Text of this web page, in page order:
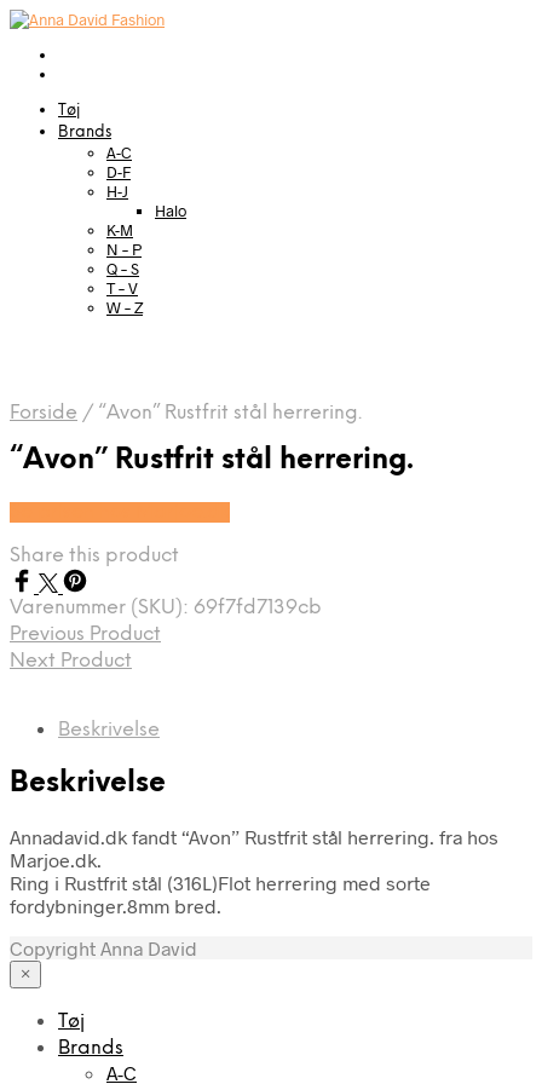
Tøj
Brands
A-C
D-F
H-J
Halo
K-M
N – P
Q – S
T – V
W – Z
Forside / “Avon” Rustfrit stål herrering.
“Avon” Rustfrit stål herrering.
Share this product
Varenummer (SKU): 69f7fd7139cb
Previous Product
Next Product
Beskrivelse
Beskrivelse
Annadavid.dk fandt “Avon” Rustfrit stål herrering. fra hos
Marjoe.dk.
Ring i Rustfrit stål (316L)Flot herrering med sorte
fordybninger.8mm bred.
Copyright Anna David
×
Tøj
Brands
A-C